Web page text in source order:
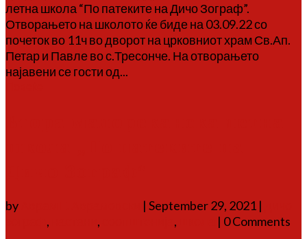
летна школа “По патеките на Дичо Зограф”.
Отворањето на школото ќе биде на 03.09.22 со
почеток во 11ч во дворот на црковниот храм Св.Ап.
Петар и Павле во с.Тресонче. На отворањето
најавени се гости од...
by | September 29, 2021 |
, , ,
| 0 Comments